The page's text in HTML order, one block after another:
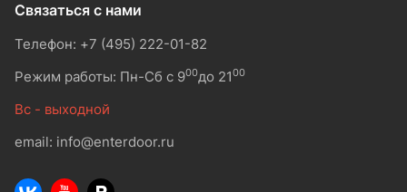
Связаться с нами
Телефон: +7 (495) 222-01-82
Режим работы: Пн-Сб с 900до 2100
Вс - выходной
email: info@enterdoor.ru